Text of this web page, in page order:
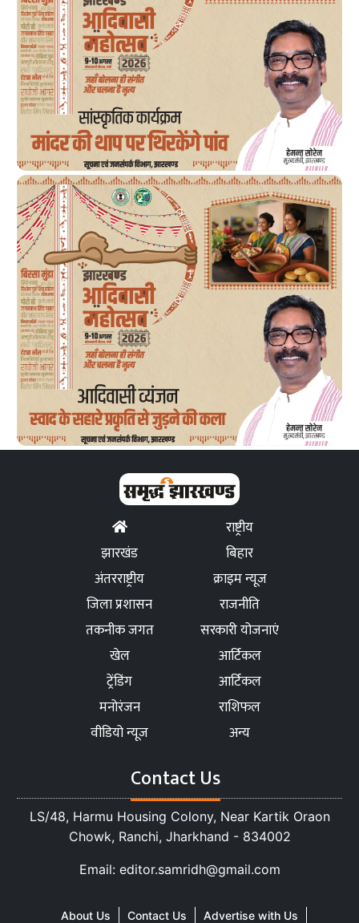
राष्ट्रीय
झारखंड
बिहार
अंतरराष्ट्रीय
क्राइम न्यूज
जिला प्रशासन
राजनीति
तकनीक जगत
सरकारी योजनाएं
खेल
आर्टिकल
ट्रेंडिंग
आर्टिकल
मनोरंजन
राशिफल
वीडियो न्यूज
अन्य
Contact Us
LS/48, Harmu Housing Colony, Near Kartik Oraon
Chowk, Ranchi, Jharkhand - 834002
Email: editor.samridh@gmail.com
About Us Contact Us
Advertise with Us